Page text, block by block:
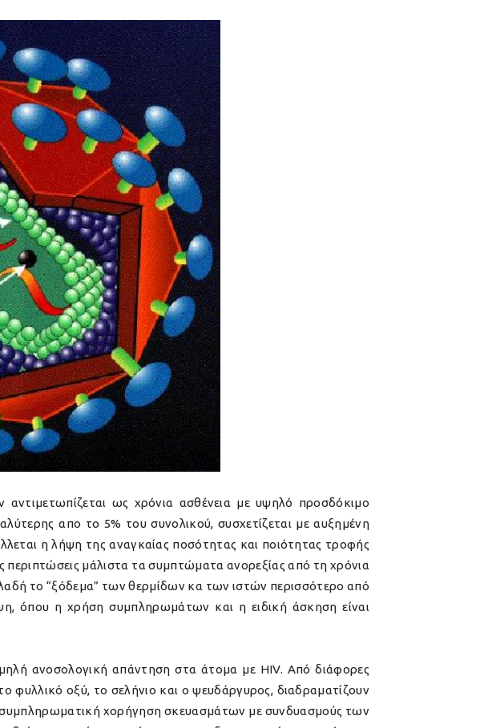
αντιμετωπίζεται ως χρόνια ασθένεια με υψηλό προσδόκιμο
απο το 5% του συνολικού, συσχετίζεται με αυξημένη
η λήψη της αναγκαίας ποσότητας και ποιότητας τροφής
μάλιστα τα συμπτώματα ανορεξίας από τη χρόνια
το “ξόδεμα” των θερμίδων κα των ιστών περισσότερο από
όπου η χρήση συμπληρωμάτων και η ειδική άσκηση είναι
ανοσολογική απάντηση στα άτομα με HIV. Από διάφορες
φυλλικό οξύ, το σελήνιο και ο ψευδάργυρος, διαδραματίζουν
συμπληρωματική χορήγηση σκευασμάτων με συνδυασμούς των